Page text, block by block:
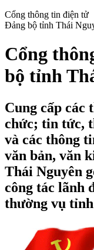
Cổng thông tin điện tử
Đảng bộ tỉnh Thái
Cổng
bộ tỉnh
Cung cấp các
chức; tin tức,
và các thông
văn bản, văn
Thái Nguyên
công tác lãnh
thường vụ